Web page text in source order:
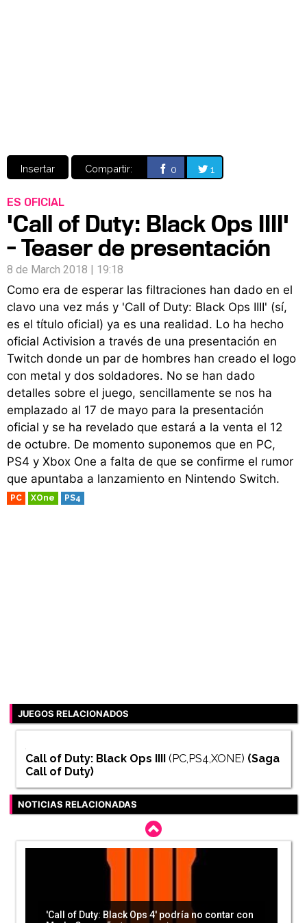
Insertar Compartir: 0 1
ES OFICIAL
'Call of Duty: Black Ops IIII'
- Teaser de presentación
8 de March 2018 | 19:18
Como era de esperar las filtraciones han dado en el
clavo una vez más y 'Call of Duty: Black Ops IIII' (sí,
es el título oficial) ya es una realidad. Lo ha hecho
oficial Activision a través de una presentación en
Twitch donde un par de hombres han creado el logo
con metal y dos soldadores. No se han dado
detalles sobre el juego, sencillamente se nos ha
emplazado al 17 de mayo para la presentación
oficial y se ha revelado que estará a la venta el 12
de octubre. De momento suponemos que en PC,
PS4 y Xbox One a falta de que se confirme el rumor
que apuntaba a lanzamiento en Nintendo Switch.
PC XOne PS4
JUEGOS RELACIONADOS
Call of Duty: Black Ops IIII (PC,PS4,XONE) (Saga
Call of Duty)
NOTICIAS RELACIONADAS
'Call of Duty: Black Ops 4' podría no contar con